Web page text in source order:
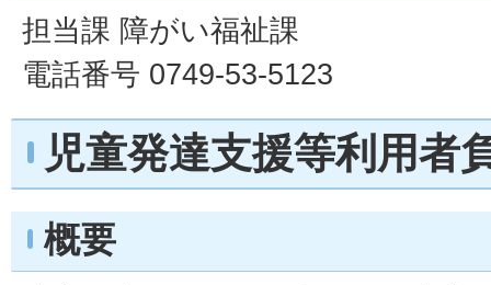
担当課 障がい福祉課
電話番号 0749-53-5123
児童発達支援等利用者
概要